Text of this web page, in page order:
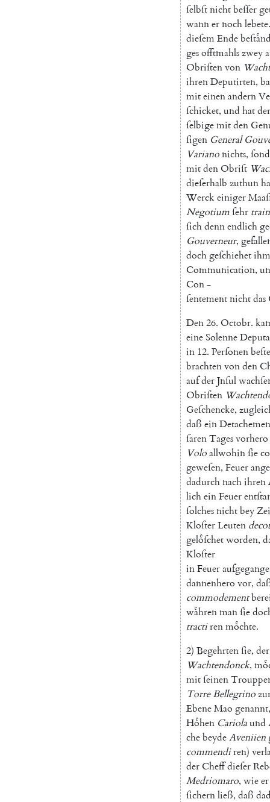
ſelbſtnichtbeſſer
wannernochlebete.
dieſemEnde
gesofftmahlszwey
Obriſtenvon
ihrenDeputirten,
miteinenandern
ſchicket, und hatder
ſelbigemitden
ſigen General
Varianonichts,
mitdenObriſt
dieſerhalb zuthun
Werckeiniger
Negotiumſehr
ſichdennendlich
Gouverneur,
dochgeſchiehetihm
Communication,
Con-
ſentementnichtdas
Den26. Octobr.
eineSolenne
in 12. Perſonen
brachtenvonden
aufderJnſul
Obriſten
Geſchencke,
daß ein
ſarenTagesvorhero
Voloallwohinſie
geweſen, Feuer
dadurchnachihren
licheinFeuer
ſolchesnichtbey
KloſterLeuten
geloͤſchetworden,
Kloſter
inFeuer
dannenhero vor,
commodement
waͤhrenmanſie
tractirenmoͤchte.
2) Begehrtenſie, der
Wachtendonck,
mitſeinen
TorreBellegrino
EbeneMao genannt,
Hoͤhen Cariolaund
chebeydeAveniien
commendiren)
derCheffdieſer
Medriomaro, wieer
ſichernließ, daß